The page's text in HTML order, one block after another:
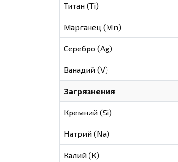
Титан (Ti)
Марганец (Mn)
Серебро (Ag)
Ванадий (V)
Загрязнения
Кремний (Si)
Натрий (Na)
Калий (К)